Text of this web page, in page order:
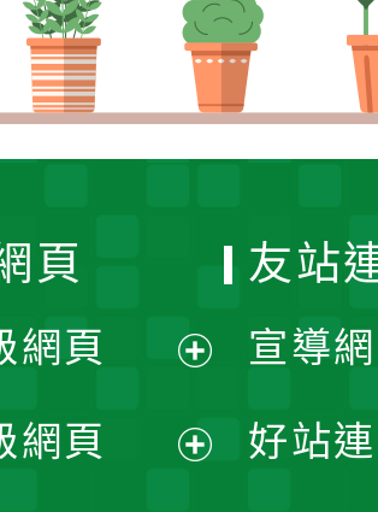
頁
網頁
開
網頁
友站
宣導
好站